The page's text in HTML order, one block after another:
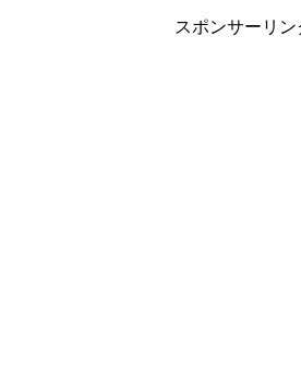
スポンサーリン